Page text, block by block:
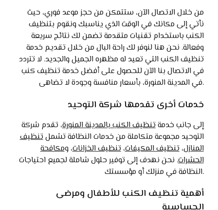
من خلال الاتصال الآن، ستتمكن من حجز موعد فوري، حيث
نأتي إلى مكانك في الوقت الذي يناسبك ونقوم بتنظيف
الكنب باستخدام تقنيات متقدمة تضمن لك نتائج سريعة
وفعالة. نحن هنا لنوفر لك راحة البال من خلال تقديم خدمة
تنظيف الكنب التي تعيد له مظهره الجميل والجديد. لا تتردد
في الاتصال بنا الآن للحصول على أفضل خدمة تنظيف كنب
في المدينة المنورة، بأسعار منافسة وجودة لا تضاهى.
خدمات أخرى تقدمها شركة التوحيد
إلى جانب خدمةتنظيف الكنب بالمدينة المنورة، تقدم شركة
التوحيد مجموعة متكاملة من خدمات النظافة تشملتنظيف
المنازل،تنظيف المكيفات،تنظيف الخزانات، ومكافحة
الحشرات. نحن نهدف إلى توفير حلول شاملة لجميع احتياجات
النظافة في منزلك أو مؤسستك.
أهمية تنظيف الكنب للأطفال ومرضى